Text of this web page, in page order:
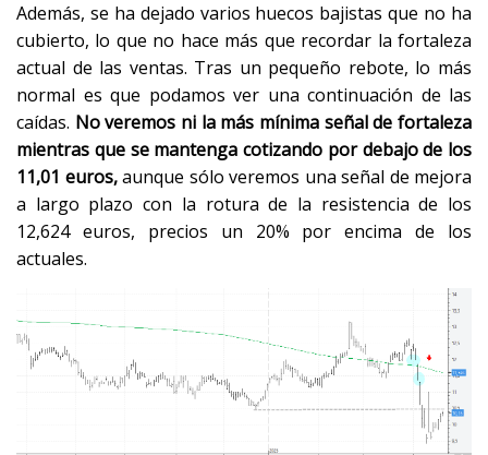
Además, se ha dejado varios huecos bajistas que no ha
cubierto, lo que no hace más que recordar la fortaleza
actual de las ventas. Tras un pequeño rebote, lo más
normal es que podamos ver una continuación de las
caídas. No veremos ni la más mínima señal de fortaleza
mientras que se mantenga cotizando por debajo de los
11,01 euros,aunque sólo veremos una señal de mejora
a largo plazo con la rotura de la resistencia de los
12,624 euros, precios un 20% por encima de los
actuales.